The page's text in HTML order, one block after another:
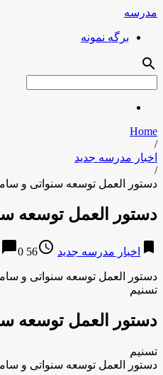
مدرسه
برگه نمونه
search
Home
/
اخبار مدرسه جدید
/
دستور العمل توسعه سنواتی و
دستور العمل توسعه
bookmark اخبار مدرسه جدید access_time
56 years ago
chat_bubble0
دستور العمل توسعه سنواتی و
تسنیم
دستور العمل توسعه
تسنیم
دستور العمل توسعه سنواتی و